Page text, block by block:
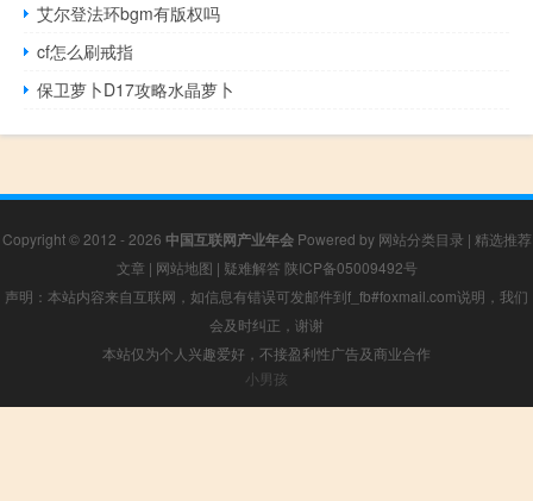
艾尔登法环bgm有版权吗
cf怎么刷戒指
保卫萝卜D17攻略水晶萝卜
Copyright © 2012 - 2026 中国互联网产业年会Powered by 网站分类目录 | 精选推荐
文章 | 网站地图 | 疑难解答 陕ICP备05009492号
声明：本站内容来自互联网，如信息有错误可发邮件到f_fb#foxmail.com说明，我们
会及时纠正，谢谢
本站仅为个人兴趣爱好，不接盈利性广告及商业合作
小男孩